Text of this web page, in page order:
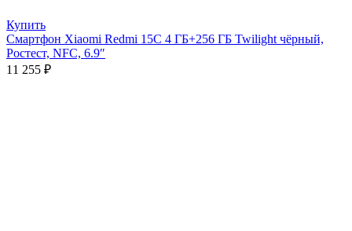
Купить
Смартфон Xiaomi Redmi 15C 4 ГБ+256 ГБ Twilight чёрный,
Ростест, NFC, 6.9″
11 255 ₽